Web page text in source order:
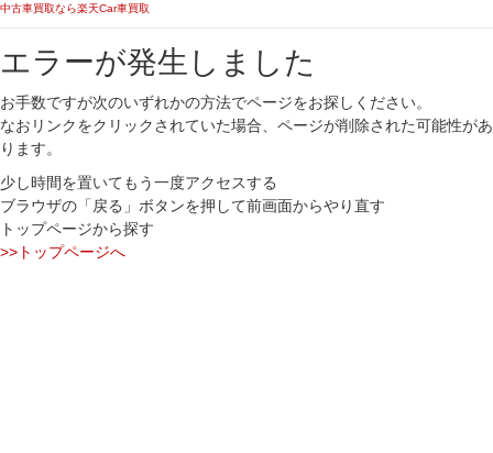
中古車買取なら楽天Car車買取
エラーが発生しました
お手数ですが次のいずれかの方法でページをお探しください。
なおリンクをクリックされていた場合、ページが削除された可能性があ
ります。
少し時間を置いてもう一度アクセスする
ブラウザの「戻る」ボタンを押して前画面からやり直す
トップページから探す
>>トップページへ